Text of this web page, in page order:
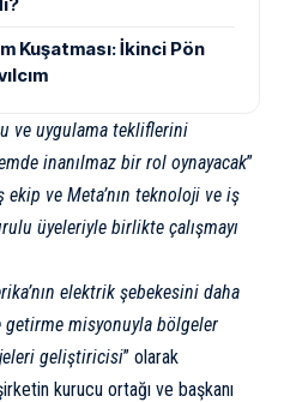
Kuşatması: İkinci Pön
ve uygulama tekliflerini
inanılmaz bir rol oynayacak”
ekip ve Meta’nın teknoloji ve iş
üyeleriyle birlikte çalışmayı
elektrik şebekesini daha
misyonuyla bölgeler
geliştiricisi” olarak
kurucu ortağı ve başkanı